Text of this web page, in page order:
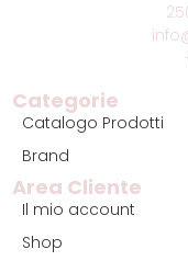
Categorie
Catalogo Prodotti
Brand
Area Cliente
Il mio account
Shop